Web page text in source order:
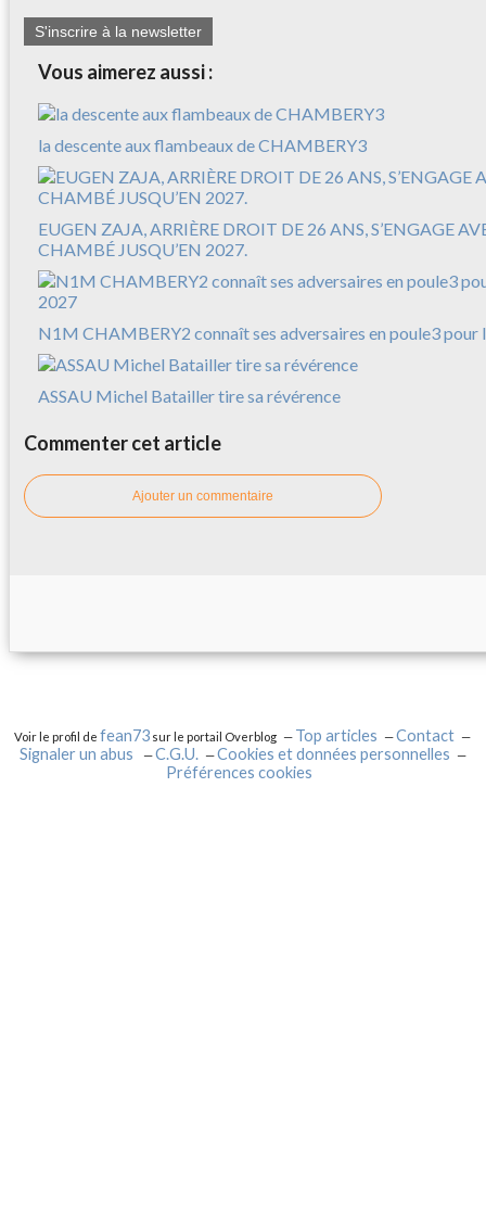
S'inscrire à la newsletter
Vous aimerez aussi :
la descente aux flambeaux de CHAMBERY3
EUGEN ZAJA, ARRIÈRE DROIT DE 26 ANS, S’ENGAGE
CHAMBÉ JUSQU’EN 2027.
N1M CHAMBERY2 connaît ses adversaires en poule3 pour
ASSAU Michel Batailler tire sa révérence
Commenter cet article
Ajouter un commentaire
Voir le profil defean73 sur le portail Overblog Top articles
Contact
Signaler un abus
C.G.U.
Cookies et données personnelles
Préférences cookies